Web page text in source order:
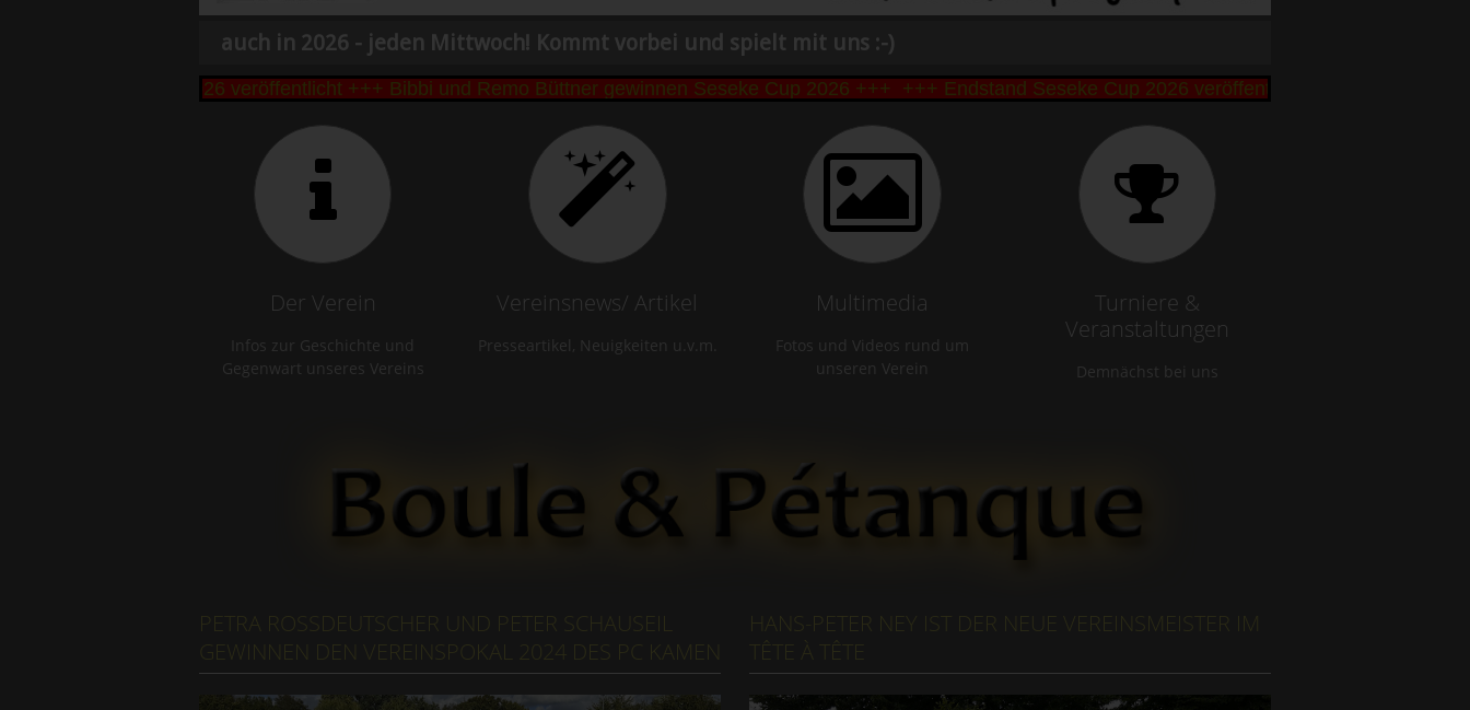
auch in 2026 - jeden Mittwoch! Kommt vorbei und spielt mit uns :-)
Seseke Cup 2026 veröffentlicht +++ Bibbi und Remo Büttner gewinnen Seseke Cup 2026 +++ +++ Endstand Seseke Cup 2026 veröffentlicht +++ Bibbi und Remo
Der Verein
Infos zur Geschichte und
Gegenwart unseres Vereins
Vereinsnews/ Artikel
Presseartikel, Neuigkeiten u.v.m.
Multimedia
Fotos und Videos rund um
unseren Verein
Turniere &
Veranstaltungen
Demnächst bei uns